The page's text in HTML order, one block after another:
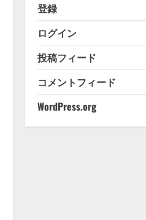
登録
ログイン
投稿フィード
コメントフィード
WordPress.org